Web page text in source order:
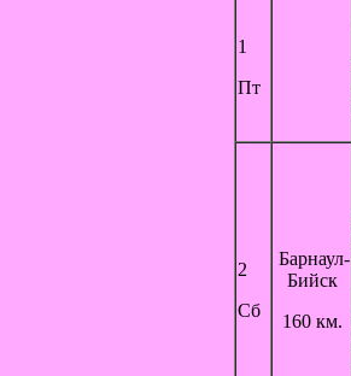
1
Пт
2
Сб
Барнаул-
Бийск
160 км.